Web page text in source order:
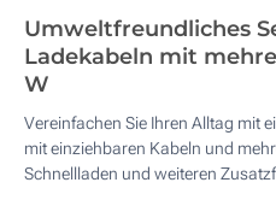
Umweltfreundliches
Ladekabeln mit
W
Vereinfachen Sie Ihren Alltag mit
mit einziehbaren Kabeln und
Schnellladen und weiteren